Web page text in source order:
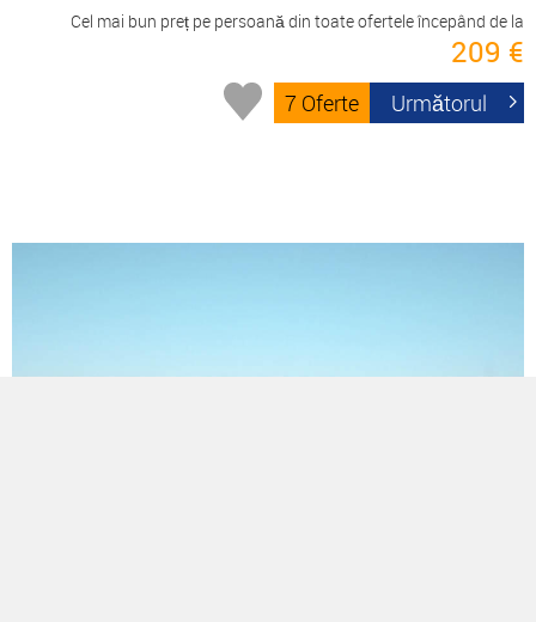
Cel mai bun preț pe persoană din toate ofertele începând de la
209 €
7 Oferte Următorul